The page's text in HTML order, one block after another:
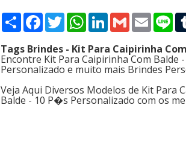
Compartilhar
Facebook
TwitterWhatsApp
LinkedIn
GmailEmail
Tags Brindes - Kit Para Caipirinha
Encontre Kit Para Caipirinha Com Balde
Personalizado e muito mais Brindes
Veja Aqui Diversos Modelos de Kit Para
Balde - 10 P�s Personalizado com os